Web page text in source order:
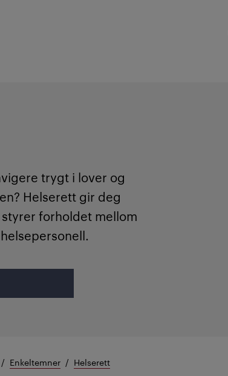
trygt i lover og
Helserett gir deg
forholdet mellom
Enkeltemner Helserett